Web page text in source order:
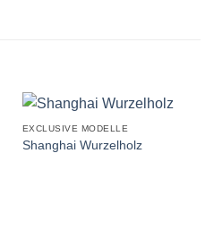
EXCLUSIVE MODELLE
Shanghai Wurzelholz